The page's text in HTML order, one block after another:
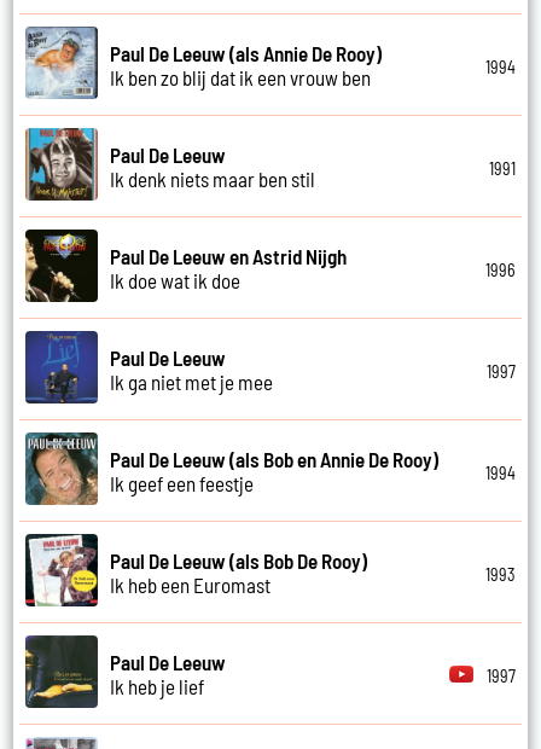
Paul De Leeuw (als Annie De Rooy)
Ik ben zo blij dat ik een vrouw ben
1994
Paul De Leeuw
Ik denk niets maar ben stil
1991
Paul De Leeuw en Astrid Nijgh
Ik doe wat ik doe
1996
Paul De Leeuw
Ik ga niet met je mee
1997
Paul De Leeuw (als Bob en Annie De Rooy)
Ik geef een feestje
1994
Paul De Leeuw (als Bob De Rooy)
Ik heb een Euromast
1993
Paul De Leeuw
Ik heb je lief
1997